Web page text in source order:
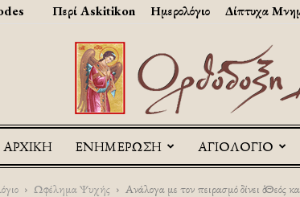
Περί Askitikon Ημερολόγιο Δίπτυχα
ΑΡΧΙΚΉ ΕΝΗΜΕΡΩΣΗ ΑΓΙΟΛΟΓΙΟ
Ωφέλημα Ψυχής Ανάλογα με τον πειρασμό δίνει ὁ Θεός